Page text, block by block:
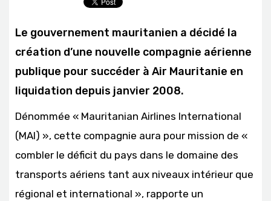
Le gouvernement mauritanien a décidé la
création d’une nouvelle compagnie aérienne
publique pour succéder à Air Mauritanie en
liquidation depuis janvier 2008.
Dénommée « Mauritanian Airlines International
(MAI) », cette compagnie aura pour mission de «
combler le déficit du pays dans le domaine des
transports aériens tant aux niveaux intérieur que
régional et international », rapporte un